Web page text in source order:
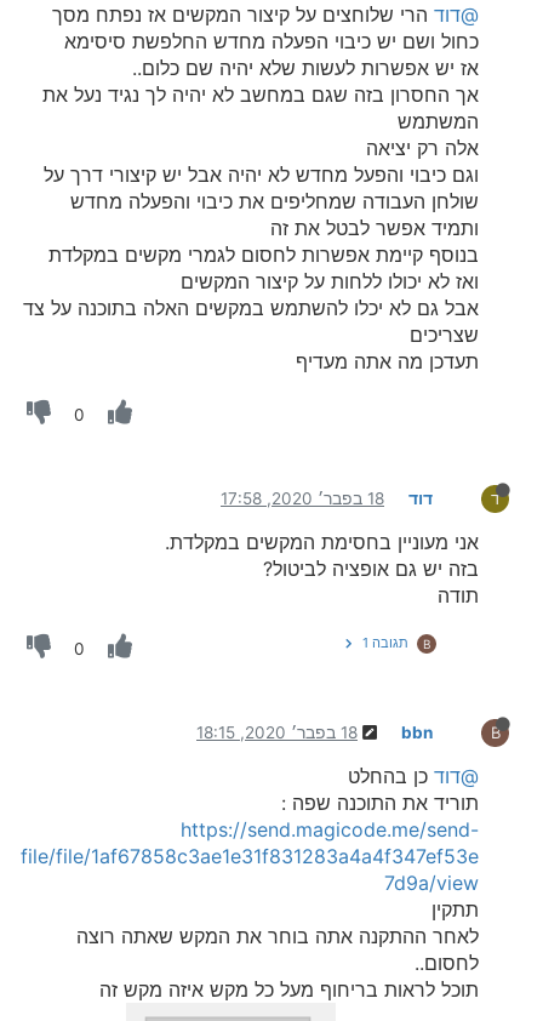
@דוד הרי שלוחצים על קיצור המקשים אז נפתח מסך
כחול ושם יש כיבוי הפעלה מחדש החלפשת סיסימא
אז יש אפשרות לעשות שלא יהיה שם כלום..
אך החסרון בזה שגם במחשב לא יהיה לך נגיד נעל את
המשתמש
אלה רק יציאה
וגם כיבוי והפעל מחדש לא יהיה אבל יש קיצורי דרך על
שולחן העבודה שמחליפים את כיבוי והפעלה מחדש
ותמיד אפשר לבטל את זה
בנוסף קיימת אפשרות לחסום לגמרי מקשים במקלדת
ואז לא יכולו ללחות על קיצור המקשים
אבל גם לא יכלו להשתמש במקשים האלה בתוכנה על צד
שצריכים
תעדכן מה אתה מעדיף
0
ד דוד 18 בפבר׳ 2020, 17:58
אני מעוניין בחסימת המקשים במקלדת.
בזה יש גם אופציה לביטול?
תודה
B תגובה 1 0
B
bbn 18 בפבר׳ 2020, 18:15
@דוד כן בהחלט
תוריד את התוכנה שפה :
https://send.magicode.me/send-
file/file/1af67858c3ae1e31f831283a4a4f347ef53e
7d9a/view
תתקין
לאחר ההתקנה אתה בוחר את המקש שאתה רוצה
לחסום..
תוכל לראות בריחוף מעל כל מקש איזה מקש זה